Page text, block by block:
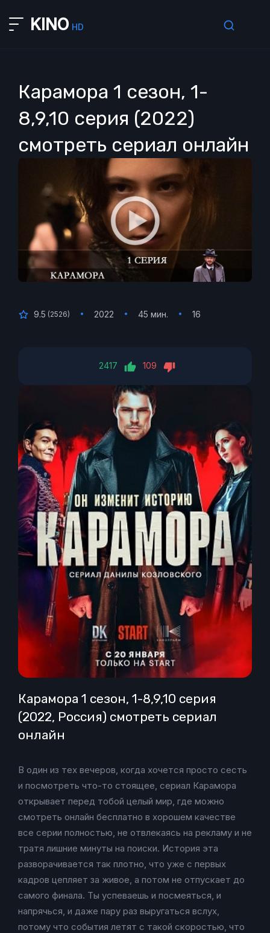
KINO HD
Карамора 1 сезон, 1-
8,9,10 серия (2022)
смотреть сериал онлайн
9.5 (2526) 2022 45 мин. 16
2417 109
Карамора 1 сезон, 1-8,9,10 серия
(2022, Россия) смотреть сериал
онлайн
В один из тех вечеров, когда хочется просто сесть
и посмотреть что-то стоящее, сериал Карамора
открывает перед тобой целый мир, где можно
смотреть онлайн бесплатно в хорошем качестве
все серии полностью, не отвлекаясь на рекламу и не
тратя лишние минуты на поиски. История эта
разворачивается так плотно, что уже с первых
кадров цепляет за живое, а потом не отпускает до
самого финала. Ты успеваешь и посмеяться, и
напрячься, и даже пару раз выругаться вслух,
потому что события летят с такой скоростью, что